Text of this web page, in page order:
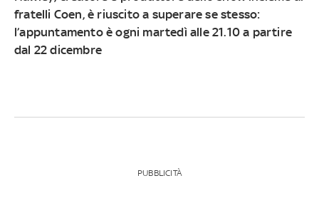
fratelli Coen, è riuscito a superare se stesso:
l’appuntamento èogni martedì alle 21.10 a partire
dal 22 dicembre
PUBBLICITÀ